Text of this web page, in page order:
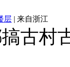
层 | 来自浙江
古村